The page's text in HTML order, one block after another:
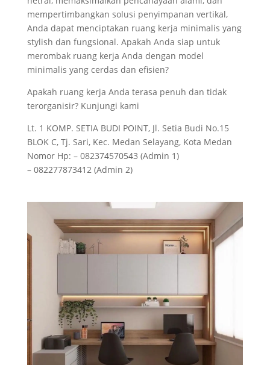
mempertimbangkan solusi penyimpanan vertikal,
Anda dapat menciptakan ruang kerja minimalis yang
stylish dan fungsional. Apakah Anda siap untuk
merombak ruang kerja Anda dengan model
minimalis yang cerdas dan efisien?
Apakah ruang kerja Anda terasa penuh dan tidak
terorganisir? Kunjungi kami
Lt. 1 KOMP. SETIA BUDI POINT, Jl. Setia Budi No.15
BLOK C, Tj. Sari, Kec. Medan Selayang, Kota Medan
Nomor Hp: – 082374570543 (Admin 1)
– 082277873412 (Admin 2)